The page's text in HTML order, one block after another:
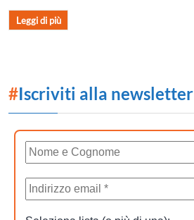
Leggi di più
#Iscriviti alla newsletter